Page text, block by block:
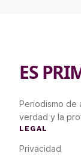
ES
Periodismo de
verdad y la
LEGAL
Privacidad